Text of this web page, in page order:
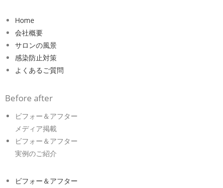
Home
会社概要
サロンの風景
感染防止対策
よくあるご質問
Before after
ビフォー＆アフター
メディア掲載
ビフォー＆アフター
実例のご紹介
ビフォー＆アフター